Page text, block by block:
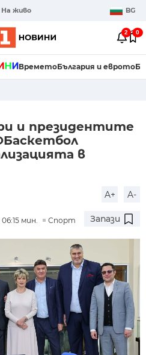
На живо BG
2 0
ВреметоБългария и еврото
и президентите
в
A+ A-
мин. Спорт Запази